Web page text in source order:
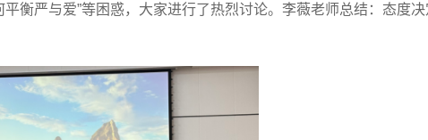
衡严与爱”等困惑，大家进行了热烈讨论。李薇老师总结：态度